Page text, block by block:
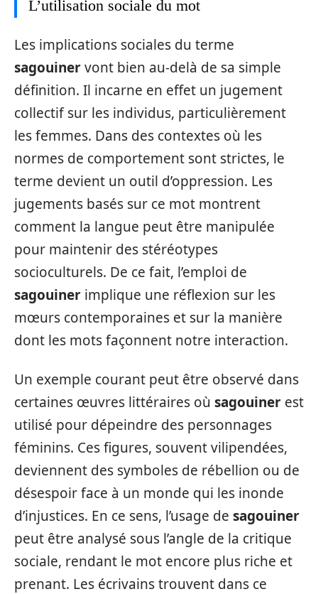
L’utilisation sociale du mot
Les implications sociales du terme
sagouinervont bien au-delà de sa simple
définition. Il incarne en effet un jugement
collectif sur les individus, particulièrement
les femmes. Dans des contextes où les
normes de comportement sont strictes, le
terme devient un outil d’oppression. Les
jugements basés sur ce mot montrent
comment la langue peut être manipulée
pour maintenir des stéréotypes
socioculturels. De ce fait, l’emploi de
sagouiner implique une réflexion sur les
mœurs contemporaines et sur la manière
dont les mots façonnent notre interaction.
Un exemple courant peut être observé dans
certaines œuvres littéraires où sagouiner est
utilisé pour dépeindre des personnages
féminins. Ces figures, souvent vilipendées,
deviennent des symboles de rébellion ou de
désespoir face à un monde qui les inonde
d’injustices. En ce sens, l’usage de sagouiner
peut être analysé sous l’angle de la critique
sociale, rendant le mot encore plus riche et
prenant. Les écrivains trouvent dans ce